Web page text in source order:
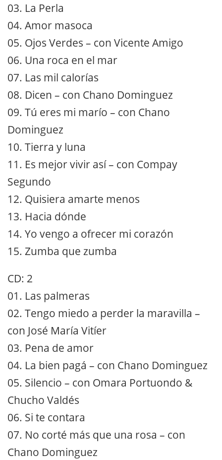
03. La Perla
04. Amor masoca
05. Ojos Verdes – con Vicente Amigo
06. Una roca en el mar
07. Las mil calorías
08. Dicen – con Chano Dominguez
09. Tú eres mi marío – con Chano
Dominguez
10. Tierra y luna
11. Es mejor vivir así – con Compay
Segundo
12. Quisiera amarte menos
13. Hacia dónde
14. Yo vengo a ofrecer mi corazón
15. Zumba que zumba
CD: 2
01. Las palmeras
02. Tengo miedo a perder la maravilla –
con José María Vitíer
03. Pena de amor
04. La bien pagá – con Chano Dominguez
05. Silencio – con Omara Portuondo &
Chucho Valdés
06. Si te contara
07. No corté más que una rosa – con
Chano Dominguez